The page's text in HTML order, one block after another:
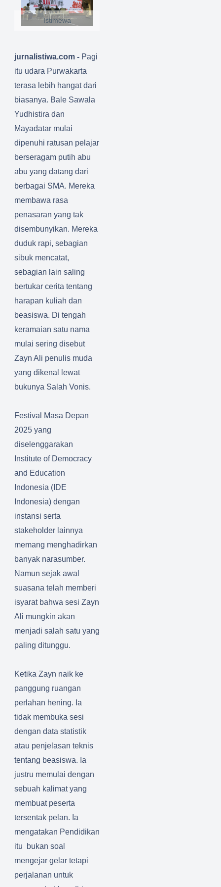
Istimewa
jurnalistiwa.com - Pagi
itu udara Purwakarta
terasa lebih hangat dari
biasanya. Bale Sawala
Yudhistira dan
Mayadatar mulai
dipenuhi ratusan pelajar
berseragam putih abu
abu yang datang dari
berbagai SMA. Mereka
membawa rasa
penasaran yang tak
disembunyikan. Mereka
duduk rapi, sebagian
sibuk mencatat,
sebagian lain saling
bertukar cerita tentang
harapan kuliah dan
beasiswa. Di tengah
keramaian satu nama
mulai sering disebut
Zayn Ali penulis muda
yang dikenal lewat
bukunya Salah Vonis.
Festival Masa Depan
2025 yang
diselenggarakan
Institute of Democracy
and Education
Indonesia (IDE
Indonesia) dengan
instansi serta
stakeholder lainnya
memang menghadirkan
banyak narasumber.
Namun sejak awal
suasana telah memberi
isyarat bahwa sesi Zayn
Ali mungkin akan
menjadi salah satu yang
paling ditunggu.
Ketika Zayn naik ke
panggung ruangan
perlahan hening. Ia
tidak membuka sesi
dengan data statistik
atau penjelasan teknis
tentang beasiswa. Ia
justru memulai dengan
sebuah kalimat yang
membuat peserta
tersentak pelan. Ia
mengatakan Pendidikan
itu bukan soal
mengejar gelar tetapi
perjalanan untuk